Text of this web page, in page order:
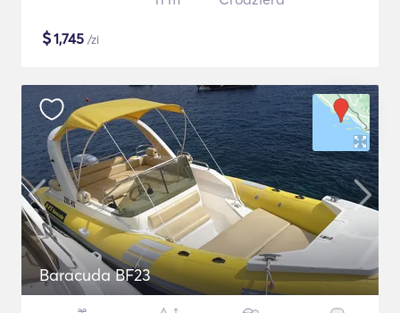
$1,745 /zi
Baracuda BF23